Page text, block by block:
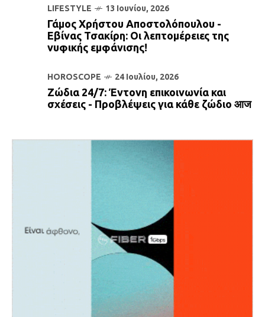
LIFESTYLE 13 Ιουνίου, 2026
Γάμος Χρήστου Αποστολόπουλου -
Εβίνας Τσακίρη: Οι λεπτομέρειες της
νυφικής εμφάνισης!
HOROSCOPE 24 Ιουλίου, 2026
Ζώδια 24/7: Έντονη επικοινωνία και
σχέσεις - Προβλέψεις για κάθε ζώδιο आज